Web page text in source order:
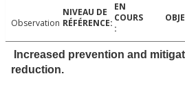
Observation
Increased prevention and
reduction.